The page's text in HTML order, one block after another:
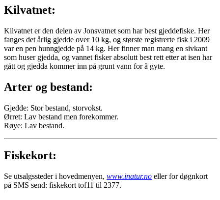
Kilvatnet:
Kilvatnet er den delen av Jonsvatnet som har best gjeddefiske. Her
fanges det årlig gjedde over 10 kg, og største registrerte fisk i 2009
var en pen hunngjedde på 14 kg. Her finner man mang en sivkant
som huser gjedda, og vannet fisker absolutt best rett etter at isen har
gått og gjedda kommer inn på grunt vann for å gyte.
Arter og bestand:
Gjedde: Stor bestand, storvokst.
Ørret: Lav bestand men forekommer.
Røye: Lav bestand.
Fiskekort:
Se utsalgssteder i hovedmenyen, www.inatur.no eller for døgnkort
på SMS send: fiskekort tof11 til 2377.